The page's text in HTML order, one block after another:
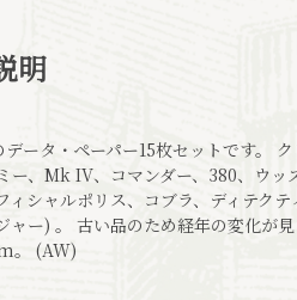
明
ータ・ペーパー15枚セットです。
ー、Mk IV、コマンダー、380、ウッ
ィシャルポリス、コブラ、ディテク
ャー) 。 古い品のため経年の変化が
。 (AW)